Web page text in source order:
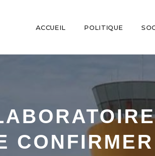
ACCUEIL POLITIQUE